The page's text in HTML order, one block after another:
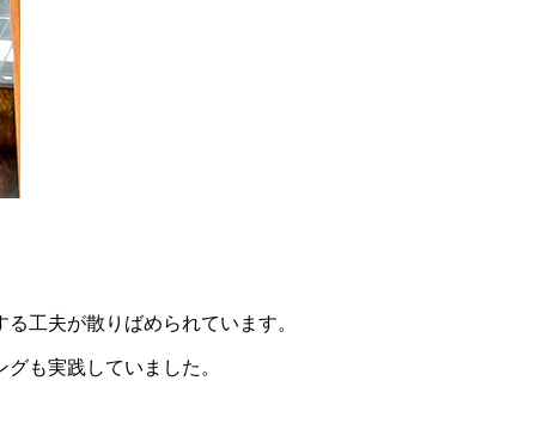
工夫が散りばめられています。
も実践していました。